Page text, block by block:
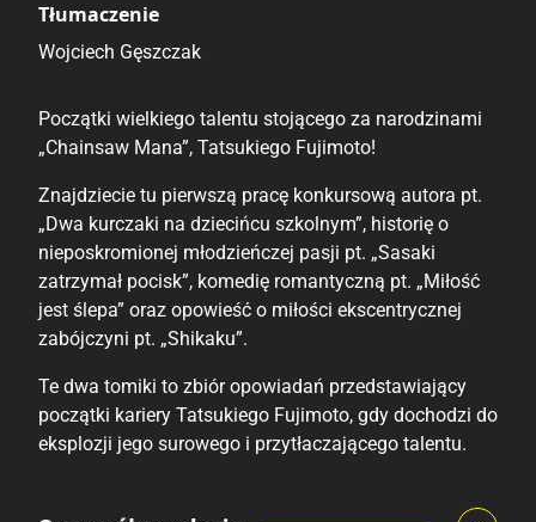
Tłumaczenie
Wojciech Gęszczak
Początki wielkiego talentu stojącego za narodzinami
„Chainsaw Mana”, Tatsukiego Fujimoto!
Znajdziecie tu pierwszą pracę konkursową autora pt.
„Dwa kurczaki na dziecińcu szkolnym”, historię o
nieposkromionej młodzieńczej pasji pt. „Sasaki
zatrzymał pocisk”, komedię romantyczną pt. „Miłość
jest ślepa” oraz opowieść o miłości ekscentrycznej
zabójczyni pt. „Shikaku”.
Te dwa tomiki to zbiór opowiadań przedstawiający
początki kariery Tatsukiego Fujimoto, gdy dochodzi do
eksplozji jego surowego i przytłaczającego talentu.